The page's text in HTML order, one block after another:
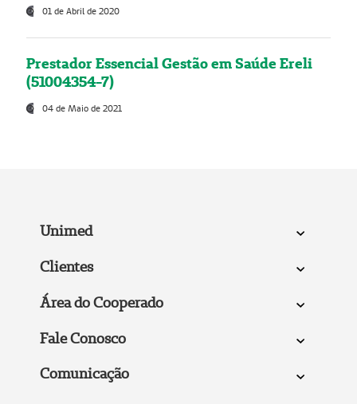
01 de Abril de 2020
Prestador Essencial Gestão em Saúde Ereli
(51004354-7)
04 de Maio de 2021
Unimed
Clientes
Área do Cooperado
Fale Conosco
Comunicação